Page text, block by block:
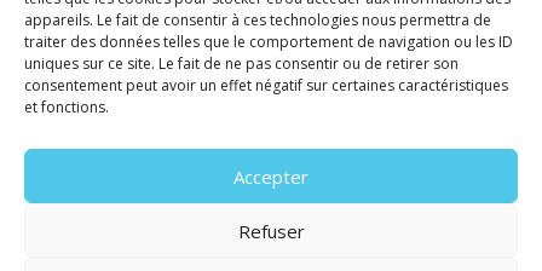
appareils. Le fait de consentir à ces technologies nous permettra de
traiter des données telles que le comportement de navigation ou les ID
uniques sur ce site. Le fait de ne pas consentir ou de retirer son
consentement peut avoir un effet négatif sur certaines caractéristiques
et fonctions.
Accepter
Refuser